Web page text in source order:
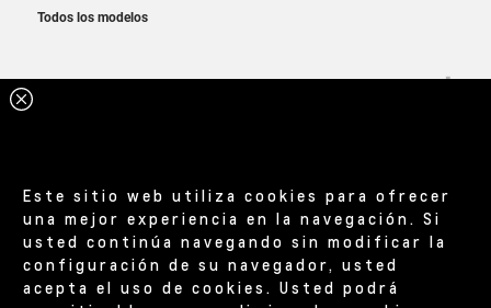
Este sitio web utiliza cookies para ofrecer
una mejor experiencia en la navegación. Si
usted continúa navegando sin modificar la
configuración de su navegador, usted
acepta el uso de cookies. Usted podrá